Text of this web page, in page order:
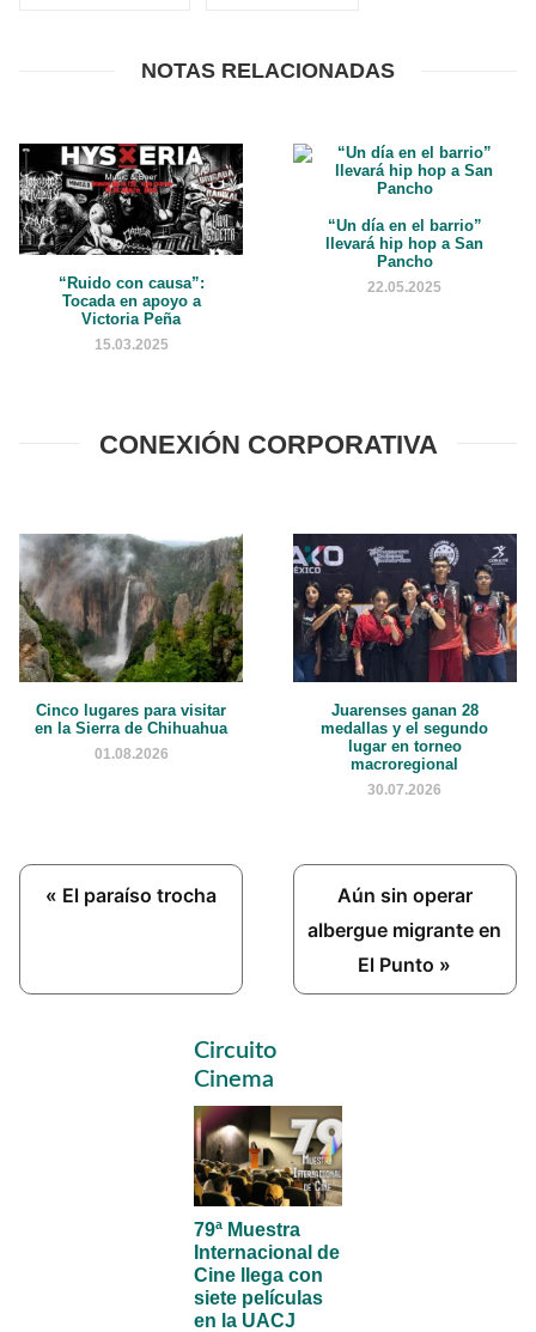
NOTAS RELACIONADAS
“Ruido con causa”:
Tocada en apoyo a
Victoria Peña
15.03.2025
“Un día en el barrio”
llevará hip hop a San
Pancho
22.05.2025
CONEXIÓN CORPORATIVA
Cinco lugares para visitar
en la Sierra de Chihuahua
01.08.2026
Juarenses ganan 28
medallas y el segundo
lugar en torneo
macroregional
30.07.2026
Previous
« El paraíso trocha
Next
Post:
Aún sin operar
albergue migrante en
El Punto »
Primary
Sidebar
Circuito
Cinema
79ª Muestra
Internacional de
Cine llega con
siete películas
en la UACJ